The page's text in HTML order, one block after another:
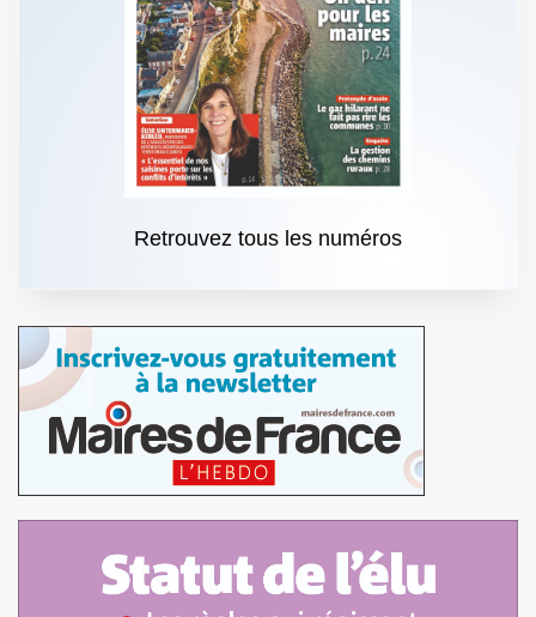
Retrouvez tous les numéros